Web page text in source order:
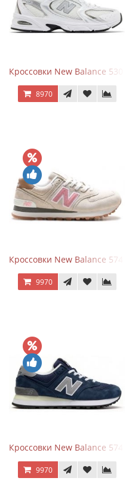
Кроссовки New Balance 530
8970
Кроссовки New Balance 574
9970
Кроссовки New Balance 574
9970